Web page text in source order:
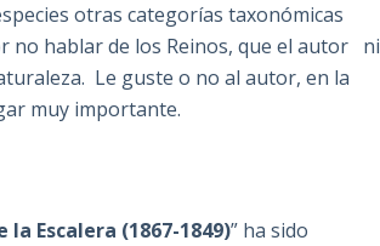
otras categorías taxonómicas
no hablar de los Reinos, que el autor ni
Le guste o no al autor, en la
muy importante.
Escalera (1867-1849)” ha sido